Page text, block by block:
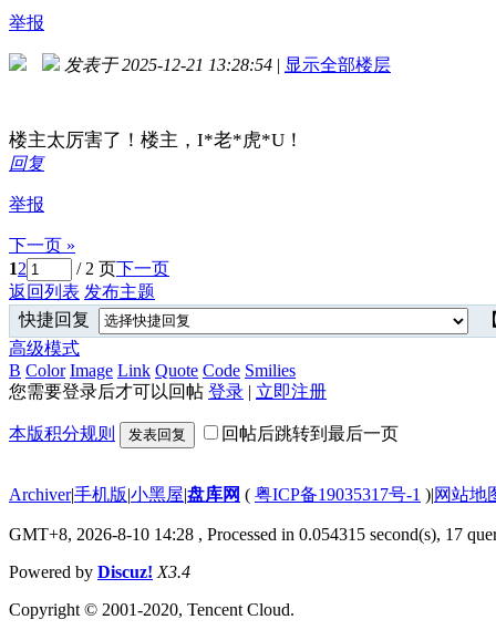
举报
发表于 2025-12-21 13:28:54 | 显示全部楼层
楼主太厉害了！楼主，I*老*虎*U！
回复
举报
下一页 »
12 / 2 页下一页
返回列表 发布主题
快捷回复
高级模式
B Color Image Link Quote Code Smilies
您需要登录后才可以回帖 登录 | 立即注册
本版积分规则 发表回复 回帖后跳转到最后一页
Archiver|手机版|小黑屋|盘库网 ( 粤ICP备19035317号-1 )|网站地
GMT+8, 2026-8-10 14:28 , Processed in 0.054315 second(s), 17
Powered by Discuz! X3.4
Copyright © 2001-2020, Tencent Cloud.